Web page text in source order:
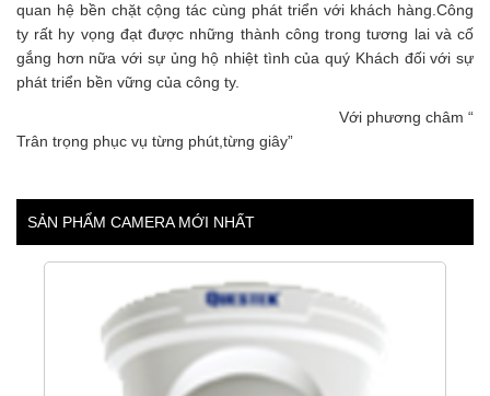
quan hệ bền chặt cộng tác cùng phát triển với khách hàng.Công
ty rất hy vọng đạt được những thành công trong tương lai và cố
gắng hơn nữa với sự ủng hộ nhiệt tình của quý Khách đối với sự
phát triển bền vững của công ty.
Với phương châm “
Trân trọng phục vụ từng phút,từng giây”
SẢN PHẨM CAMERA MỚI NHẤT